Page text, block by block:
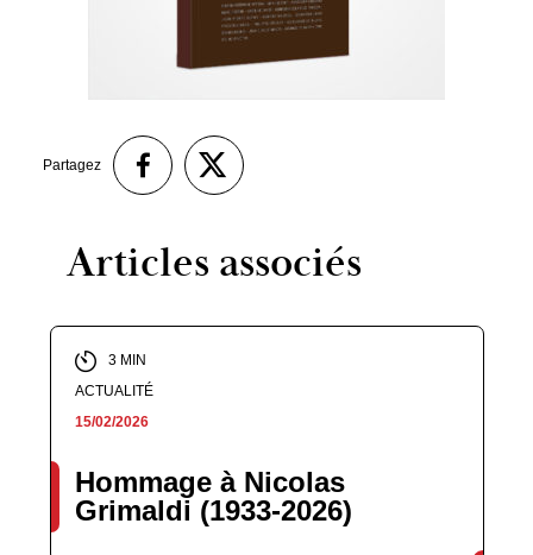
Partagez
Articles associés
3 MIN
ACTUALITÉ
15/02/2026
Hommage à Nicolas
Grimaldi (1933-2026)